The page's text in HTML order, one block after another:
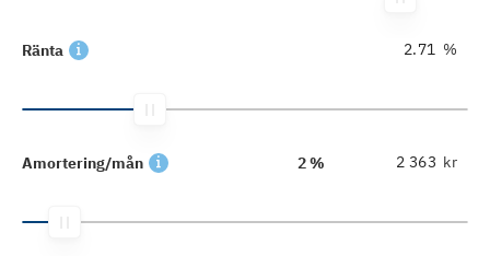
Ränta %
Amortering/mån 2 % kr